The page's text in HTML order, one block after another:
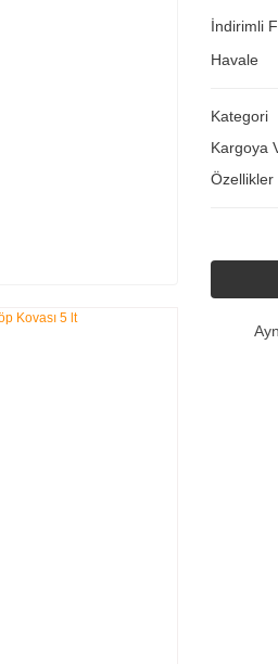
İndirimli
Havale
Kategori
Kargoya
Özellikler